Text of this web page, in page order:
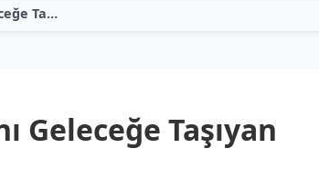
Ataların Tohumlarını Geleceğe Taşıyan Kavuncu Dede
Geleceğe Taşıyan